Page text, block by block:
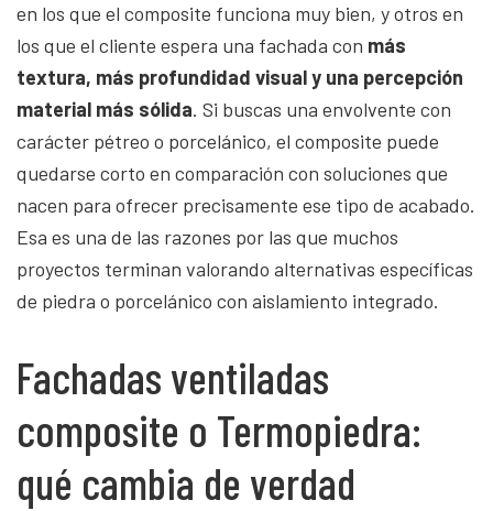
en los que el composite funciona muy bien, y otros en
los que el cliente espera una fachada con más
textura, más profundidad visual y una percepción
material más sólida. Si buscas una envolvente con
carácter pétreo o porcelánico, el composite puede
quedarse corto en comparación con soluciones que
nacen para ofrecer precisamente ese tipo de acabado.
Esa es una de las razones por las que muchos
proyectos terminan valorando alternativas específicas
de piedra o porcelánico con aislamiento integrado.
Fachadas ventiladas
composite o Termopiedra:
qué cambia de verdad